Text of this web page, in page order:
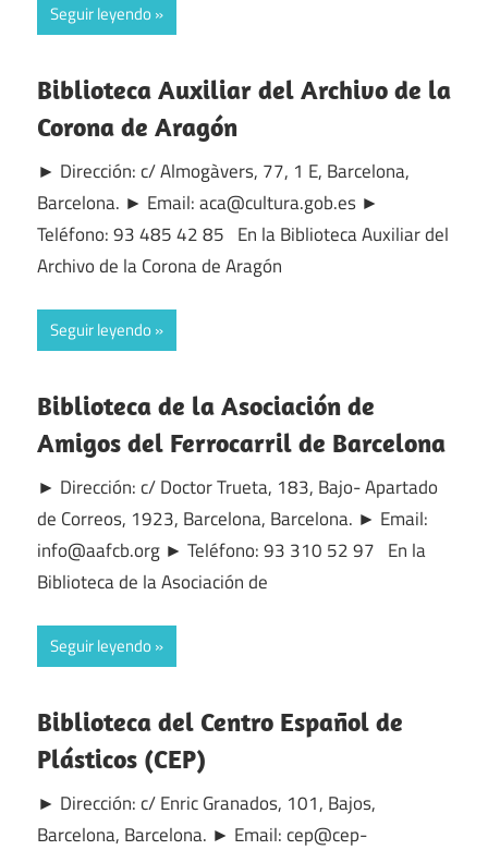
Seguir leyendo
Biblioteca Auxiliar del Archivo de la
Corona de Aragón
► Dirección: c/ Almogàvers, 77, 1 E, Barcelona,
Barcelona. ► Email: aca@cultura.gob.es ►
Teléfono: 93 485 42 85 En la Biblioteca Auxiliar del
Archivo de la Corona de Aragón
Seguir leyendo
Biblioteca de la Asociación de
Amigos del Ferrocarril de Barcelona
► Dirección: c/ Doctor Trueta, 183, Bajo- Apartado
de Correos, 1923, Barcelona, Barcelona. ► Email:
info@aafcb.org ► Teléfono: 93 310 52 97 En la
Biblioteca de la Asociación de
Seguir leyendo
Biblioteca del Centro Español de
Plásticos (CEP)
► Dirección: c/ Enric Granados, 101, Bajos,
Barcelona, Barcelona. ► Email: cep@cep-